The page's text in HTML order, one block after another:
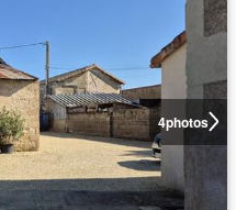
4photos